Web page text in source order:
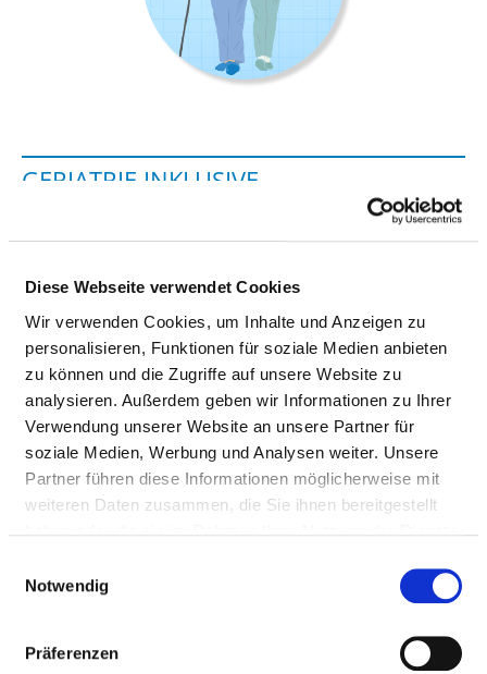
Diese Webseite verwendet Cookies
Wir verwenden Cookies, um Inhalte und Anzeigen zu
personalisieren, Funktionen für soziale Medien anbieten
zu können und die Zugriffe auf unsere Website zu
analysieren. Außerdem geben wir Informationen zu Ihrer
Verwendung unserer Website an unsere Partner für
soziale Medien, Werbung und Analysen weiter. Unsere
Partner führen diese Informationen möglicherweise mit
weiteren Daten zusammen, die Sie ihnen bereitgestellt
Notwendig
Präferenzen
GERIATRIE INKLUSIVE
TAGESKLINIK
35392 Gießen
Phone:0641-7002-0
Fax: 0641-71134
Mail:ed.abkoj@ofni
Approach
Information and services of the department